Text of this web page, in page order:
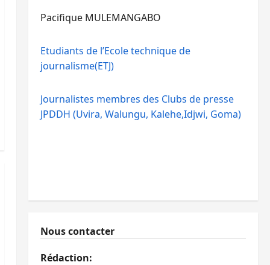
Pacifique MULEMANGABO
Etudiants de l’Ecole technique de
journalisme(ETJ)
Journalistes membres des Clubs de presse
JPDDH (Uvira, Walungu, Kalehe,Idjwi, Goma)
Nous contacter
Rédaction: